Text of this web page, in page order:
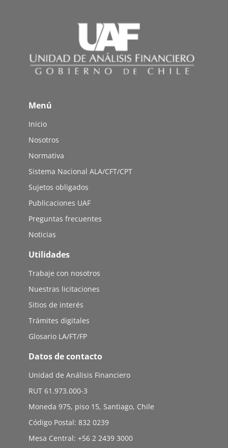
Menú
Inicio
Nosotros
Normativa
Sistema Nacional ALA/CFT/CPT
Sujetos obligados
Publicaciones UAF
Preguntas frecuentes
Noticias
Utilidades
Trabaje con nosotros
Nuestras licitaciones
Sitios de interés
Trámites digitales
Glosario LA/FT/FP
Datos de contacto
Unidad de Análisis Financiero
RUT 61.973.000-3
Moneda 975, piso 15, Santiago, Chile
Código Postal: 832 0239
Mesa Central: +56 2 2439 3000